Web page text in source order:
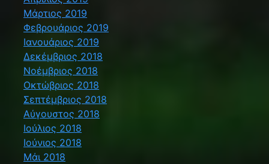
Μάρτιος 2019
Φεβρουάριος 2019
Ιανουάριος 2019
Δεκέμβριος 2018
Νοέμβριος 2018
Οκτώβριος 2018
Σεπτέμβριος 2018
Αύγουστος 2018
Ιούλιος 2018
Ιούνιος 2018
Μάι 2018